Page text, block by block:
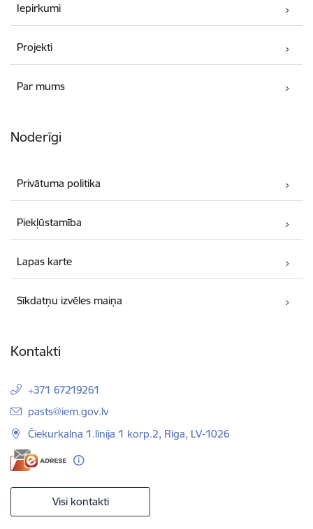
Iepirkumi
Projekti
Par mums
Noderīgi
Privātuma politika
Piekļūstamība
Lapas karte
Sīkdatņu izvēles maiņa
Kontakti
+371 67219261
E-pasts:
pasts@iem.gov.lv
Čiekurkalna 1.līnija 1 korp.2, Rīga, LV-1026
Visi kontakti